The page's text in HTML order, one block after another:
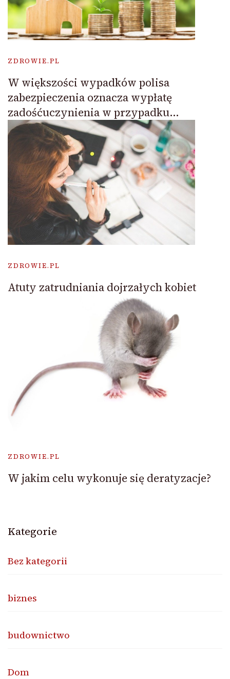
ZDROWIE.PL
W większości wypadków polisa
zabezpieczenia oznacza wypłatę
zadośćuczynienia w przypadku…
ZDROWIE.PL
Atuty zatrudniania dojrzałych kobiet
ZDROWIE.PL
W jakim celu wykonuje się deratyzacje?
Kategorie
Bez kategorii
biznes
budownictwo
Dom